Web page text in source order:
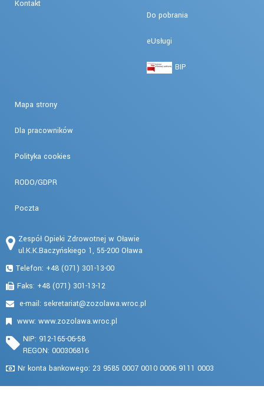
Kontakt
Do pobrania
eUsługi
BIP
Mapa strony
Dla pracowników
Polityka cookies
RODO/GDPR
Poczta
Zespół Opieki Zdrowotnej w Oławie
ul.K.K.Baczyńskiego 1, 55-200 Oława
Telefon: +48 (071) 301-13-00
Faks: +48 (071) 301-13-12
e-mail:
www: www.zozolawa.wroc.pl
NIP: 912-165-06-58
REGON: 000306816
Nr konta bankowego: 23 9585 0007 0010 0006 9111 0003